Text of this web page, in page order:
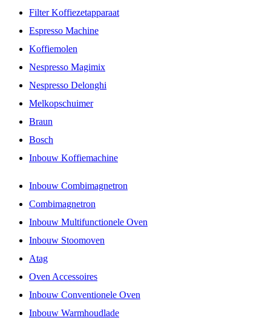
Filter Koffiezetapparaat
Espresso Machine
Koffiemolen
Nespresso Magimix
Nespresso Delonghi
Melkopschuimer
Braun
Bosch
Inbouw Koffiemachine
Inbouw Combimagnetron
Combimagnetron
Inbouw Multifunctionele Oven
Inbouw Stoomoven
Atag
Oven Accessoires
Inbouw Conventionele Oven
Inbouw Warmhoudlade